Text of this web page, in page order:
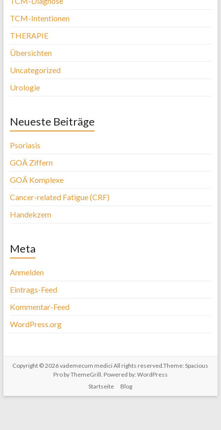
TCM-Intentionen
THERAPIE
Übersichten
Uncategorized
Urologie
Neueste Beiträge
Psoriasis
GOÄ Ziffern
GOÄ Komplexe
Cancer-related Fatigue (CRF)
Handekzem
Meta
Anmelden
Eintrags-Feed
Kommentar-Feed
WordPress.org
Copyright © 2026vademecum mediciAll rights reserved.Theme:Spacious
Proby ThemeGrill. Powered by: WordPress
Startseite
Blog